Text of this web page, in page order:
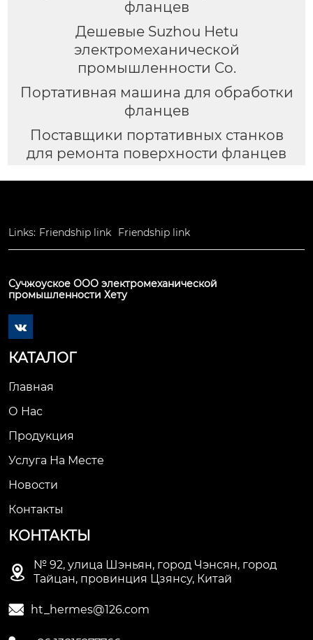
фланцев
Дешевые Suzhou Hetu
электромеханической
промышленности Co.
Портативная машина для обработки
фланцев
Поставщики портативных станков
для ремонта поверхности фланцев
Links: Friendship link Friendship link
Сучжоуское ООО электромеханической
промышленности Хету

КАТАЛОГ
Главная
О Нас
Продукция
Услуга На Месте
Новости
Контакты
КОНТАКТЫ

№ 92, улица Шэньян, город Чэнсян, город
Тайцан, провинция Цзянсу, Китай
 ht_hermes@126.com